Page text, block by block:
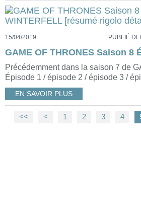
15/04/2019 PUBLIÉ
Précédemment dans la saison 7 de
Épisode 1 / épisode 2 / épisode 3 /
EN SAVOIR PLUS
<< < 1 2 3 4